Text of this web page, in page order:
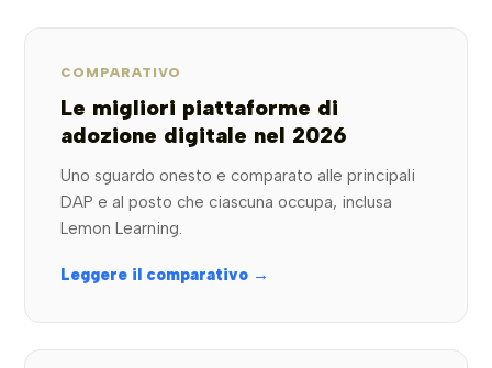
COMPARATIVO
Le migliori piattaforme di
adozione digitale nel 2026
Uno sguardo onesto e comparato alle principali
DAP e al posto che ciascuna occupa, inclusa
Lemon Learning.
Leggere il comparativo →